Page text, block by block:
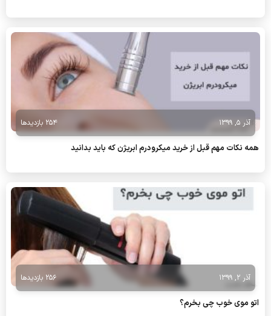
آذر 5, 1399 254 بازدیدها
همه نکات مهم قبل از خرید میکرودرم ابریژن که باید بدانید
آذر 2, 1399 256 بازدیدها
اتو موی خوب چی بخرم؟